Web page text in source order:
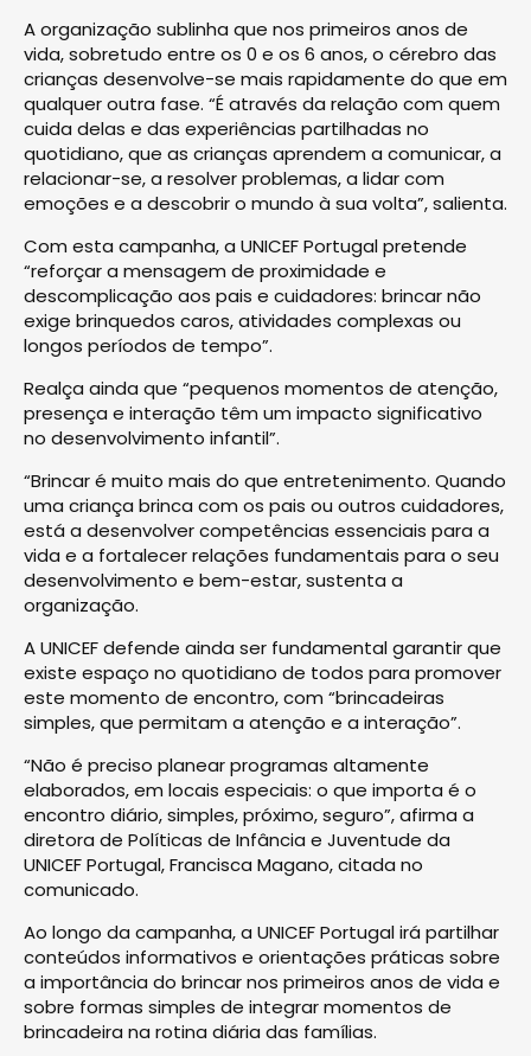
A organização sublinha que nos primeiros anos de
vida, sobretudo entre os 0 e os 6 anos, o cérebro das
crianças desenvolve-se mais rapidamente do que em
qualquer outra fase. “É através da relação com quem
cuida delas e das experiências partilhadas no
quotidiano, que as crianças aprendem a comunicar, a
relacionar-se, a resolver problemas, a lidar com
emoções e a descobrir o mundo à sua volta”, salienta.
Com esta campanha, a UNICEF Portugal pretende
“reforçar a mensagem de proximidade e
descomplicação aos pais e cuidadores: brincar não
exige brinquedos caros, atividades complexas ou
longos períodos de tempo”.
Realça ainda que “pequenos momentos de atenção,
presença e interação têm um impacto significativo
no desenvolvimento infantil”.
“Brincar é muito mais do que entretenimento. Quando
uma criança brinca com os pais ou outros cuidadores,
está a desenvolver competências essenciais para a
vida e a fortalecer relações fundamentais para o seu
desenvolvimento e bem-estar, sustenta a
organização.
A UNICEF defende ainda ser fundamental garantir que
existe espaço no quotidiano de todos para promover
este momento de encontro, com “brincadeiras
simples, que permitam a atenção e a interação”.
“Não é preciso planear programas altamente
elaborados, em locais especiais: o que importa é o
encontro diário, simples, próximo, seguro”, afirma a
diretora de Políticas de Infância e Juventude da
UNICEF Portugal, Francisca Magano, citada no
comunicado.
Ao longo da campanha, a UNICEF Portugal irá partilhar
conteúdos informativos e orientações práticas sobre
a importância do brincar nos primeiros anos de vida e
sobre formas simples de integrar momentos de
brincadeira na rotina diária das famílias.